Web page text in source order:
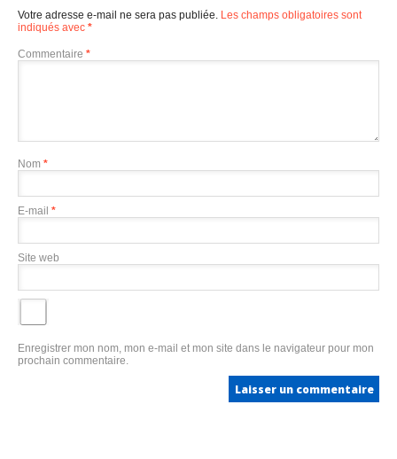
Votre adresse e-mail ne sera pas publiée. Les champs obligatoires sont
indiqués avec *
Commentaire *
Nom *
E-mail *
Site web
Enregistrer mon nom, mon e-mail et mon site dans le navigateur pour mon
prochain commentaire.